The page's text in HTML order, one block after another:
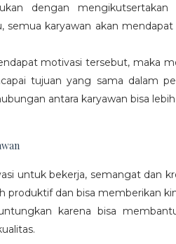
dengan
karyawan akan
motivasi tersebut, maka
tujuan yang sama dalam
antara karyawan bisa
untuk bekerja, semangat dan
dan bisa memberikan
karena bisa